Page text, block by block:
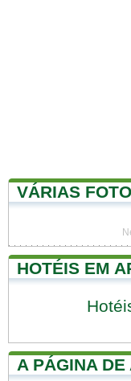
VÁRIAS
HOTÉIS EM
A PÁGINA